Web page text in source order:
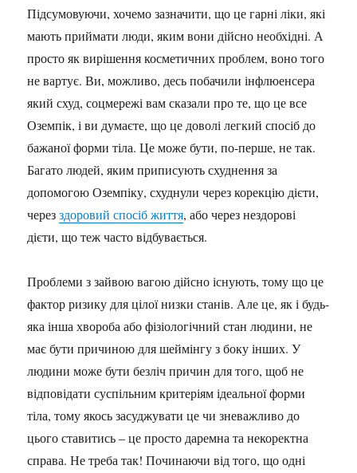
Підсумовуючи, хочемо зазначити, що це гарні ліки, які
мають приймати люди, яким вони дійсно необхідні. А
просто як вирішення косметичних проблем, воно того
не вартує. Ви, можливо, десь побачили інфлюенсера
який схуд, соцмережі вам сказали про те, що це все
Оземпік, і ви думаєте, що це доволі легкий спосіб до
бажаної форми тіла. Це може бути, по-перше, не так.
Багато людей, яким приписують схуднення за
допомогою Оземпіку, схуднули через корекцію дієти,
черезздоровий спосіб життя, або через нездорові
дієти, що теж часто відбувається.
Проблеми з зайвою вагою дійсно існують, тому що це
фактор ризику для цілої низки станів. Але це, як і будь-
яка інша хвороба або фізіологічний стан людини, не
має бути причиною для шеймінгу з боку інших. У
людини може бути безліч причин для того, щоб не
відповідати суспільним критеріям ідеальної форми
тіла, тому якось засуджувати це чи зневажливо до
цього ставитись – це просто даремна та некоректна
справа. Не треба так! Починаючи від того, що одні